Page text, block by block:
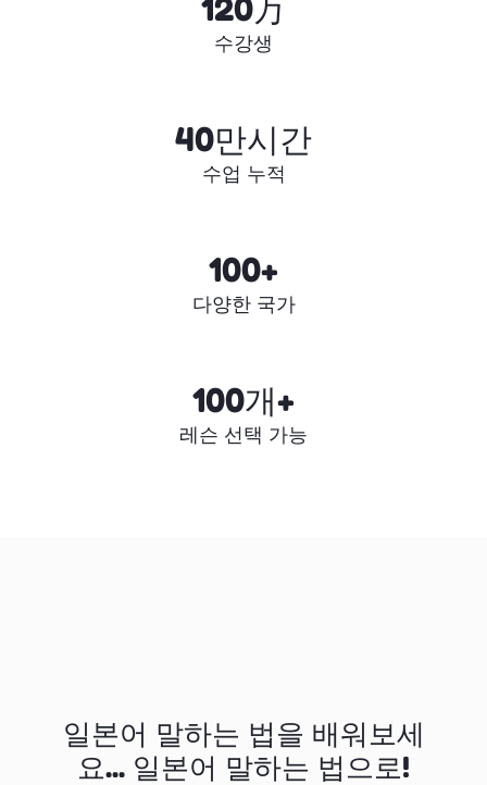
120万
수강생
40만시간
수업 누적
100+
다양한 국가
100개+
레슨 선택 가능
일본어 말하는 법을 배워보세
요... 일본어 말하는 법으로!